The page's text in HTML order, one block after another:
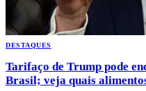
DESTAQUES
Tarifaço de Trump pode
Brasil; veja quais